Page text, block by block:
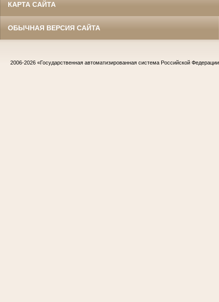
КАРТА САЙТА
ОБЫЧНАЯ ВЕРСИЯ САЙТА
2006-2026 «Государственная автоматизированная система Российской